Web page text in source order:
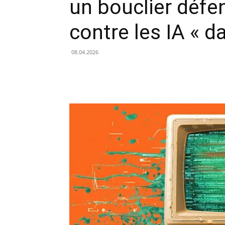
un bouclier
contre les IA «
08.04.2026